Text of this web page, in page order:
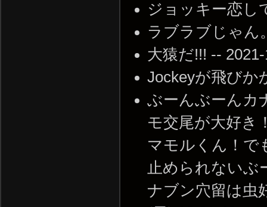
ジョッキー恋し
ラブラブじゃん
大猿だ!!! --
Jockeyが飛びか
ぶーんぶーんカ
モ交尾が大好き
マモルくん！で
止められないぶ
ナブン穴留は虫